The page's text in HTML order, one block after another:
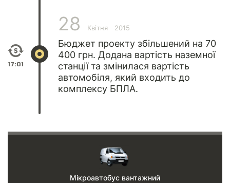
17:01
28 Квітня 2015
Бюджет проекту збільшений на 70
400 грн. Додана вартість наземної
станції та змінилася вартість
автомобіля, який входить до
комплексу БПЛА.
Мікроавтобус вантажний